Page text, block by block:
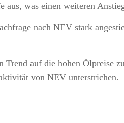
was einen weiteren
nach NEV stark
auf die hohen Ölpreise
von NEV unterstrichen.